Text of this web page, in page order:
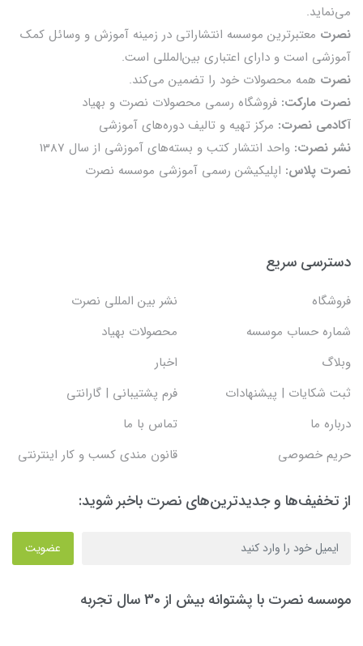
می‌نماید.
نصرت معتبرترین موسسه انتشاراتی در زمینه آموزش و وسائل کمک
آموزشی است و دارای اعتباری بین‌المللی است.
نصرت همه محصولات خود را تضمين می‌كند.
نصرت مارکت: فروشگاه رسمی محصولات نصرت و بهیاد
آکادمی نصرت: مرکز تهیه و تالیف دوره‌های آموزشی
نشر نصرت: واحد انتشار کتب و بسته‌های آموزشی از سال 1387
نصرت پلاس: اپلیکیشن رسمی آموزشی موسسه نصرت
دسترسی سریع
فروشگاه
نشر بین المللی نصرت
شماره حساب موسسه
محصولات بهیاد
وبلاگ
اخبار
ثبت شکایات | پیشنهادات
فرم پشتیبانی | گارانتی
درباره ما
تماس با ما
حریم خصوصی
قانون مندی کسب و کار اینترنتی
از تخفیف‌ها و جدیدترین‌های نصرت باخبر شوید:
عضویت
موسسه نصرت با پشتوانه بیش از 30 سال تجربه